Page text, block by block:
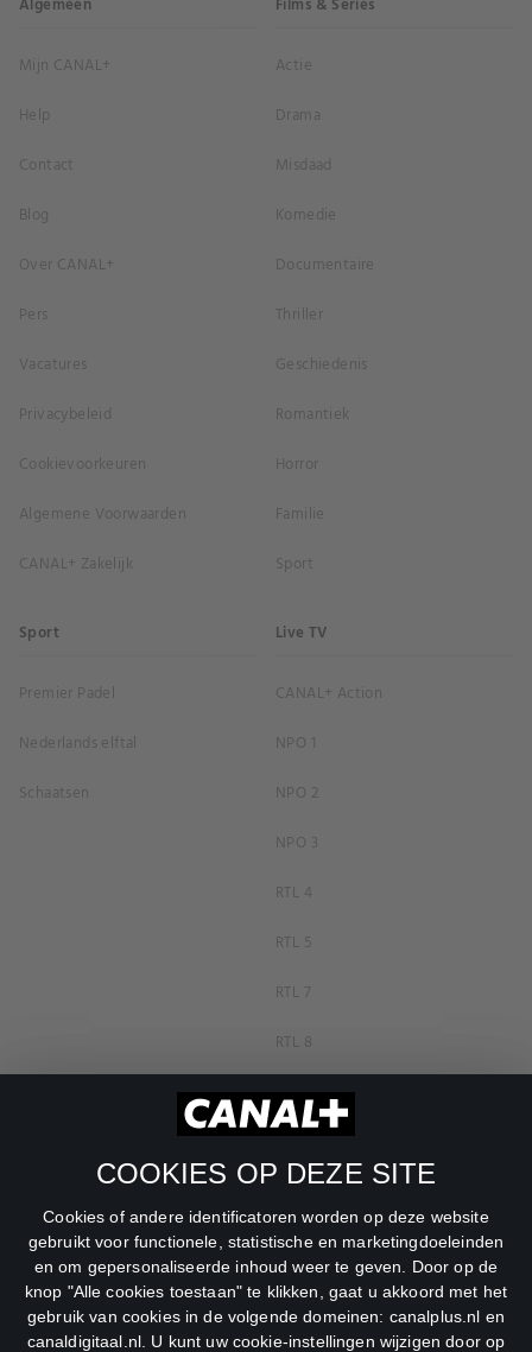
COOKIES OP DEZE SITE
Cookies of andere identificatoren worden op deze website
gebruikt voor functionele, statistische en marketingdoeleinden
en om gepersonaliseerde inhoud weer te geven. Door op de
knop "Alle cookies toestaan" te klikken, gaat u akkoord met het
gebruik van cookies in de volgende domeinen: canalplus.nl en
canaldigitaal.nl. U kunt uw cookie-instellingen wijzigen door op
Algemeen
Mijn CANAL+
Help
Contact
Blog
Over CANAL+
Pers
Vacatures
Privacybeleid
Cookievoorkeuren
Algemene Voorwaarden
CANAL+ Zakelijk
Films & Series
Actie
Drama
Misdaad
Komedie
Documentaire
Thriller
Geschiedenis
Romantiek
Horror
Familie
Sport
Sport
Premier Padel
Nederlands elftal
Schaatsen
Live TV
CANAL+ Action
NPO 1
NPO 2
NPO 3
RTL 4
RTL 5
RTL 7
RTL 8
RTL Z
SBS6
Veronica
DreamWorks Channel